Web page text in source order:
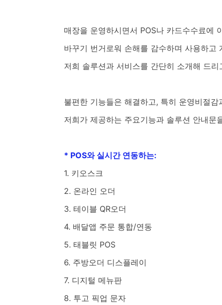
매장을 운영하시면서 POS나 카드수수료에
바꾸기 번거로워 손해를 감수하며 사용하
저희 솔루션과 서비스를 간단히 소개해 드리
불편한 기능들은 해결하고, 특히 운영비절
저희가 제공하는 주요기능과 솔루션 안내문
* POS와 실시간 연동하는:
1. 키오스크
2. 온라인 오더
3. 테이블 QR오더
4. 배달앱 주문 통합/연동
5. 태블릿 POS
6. 주방오더 디스플레이
7. 디지털 메뉴판
8. 투고 픽업 문자